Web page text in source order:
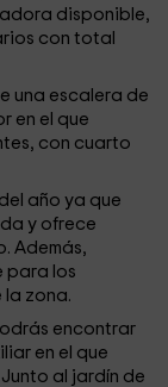
disponible,
con total
una escalera de
en el que
con cuarto
año ya que
y ofrece
Además,
para los
la zona.
encontrar
en el que
al jardín de